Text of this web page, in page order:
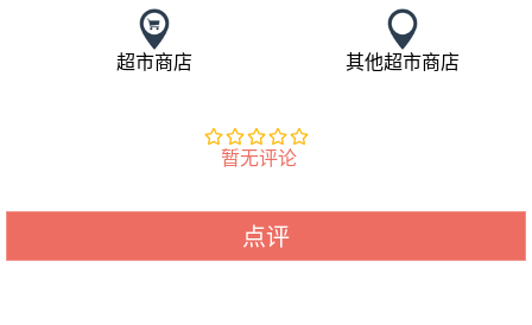
超市商店 其他超市商店
暂无评论
点评